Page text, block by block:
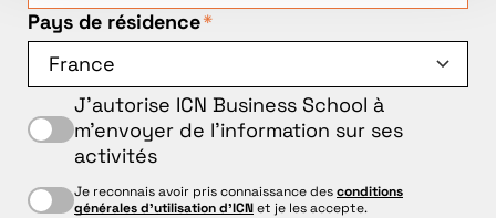
Pays de résidence*
J'autorise ICN Business School à
m'envoyer de l'information sur ses
activités
Je reconnais avoir pris connaissance desconditions
générales d'utilisation d'ICNet je les accepte.